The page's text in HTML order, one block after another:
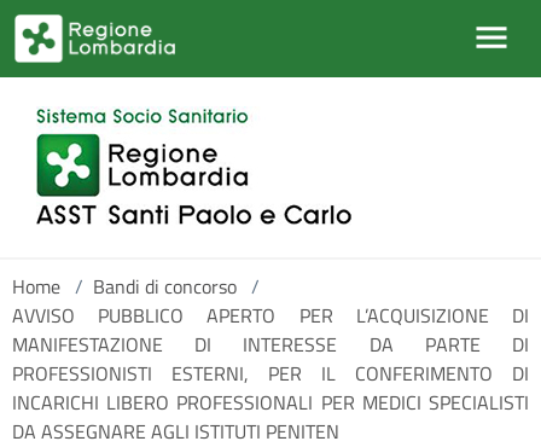
Salta al contenuto principale
Home / Bandi di concorso /
AVVISO PUBBLICO APERTO PER L’ACQUISIZIONE DI
MANIFESTAZIONE DI INTERESSE DA PARTE DI
PROFESSIONISTI ESTERNI, PER IL CONFERIMENTO DI
INCARICHI LIBERO PROFESSIONALI PER MEDICI SPECIALISTI
DA ASSEGNARE AGLI ISTITUTI PENITEN